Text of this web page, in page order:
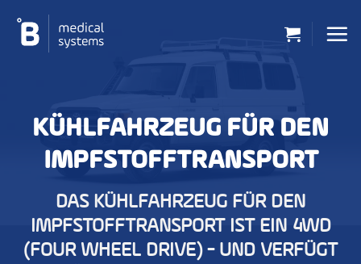
Inhalt
springen
KÜHLFAHRZEUG FÜR DEN
IMPFSTOFFTRANSPORT
DAS KÜHLFAHRZEUG FÜR DEN
IMPFSTOFFTRANSPORT IST EIN 4WD
(FOUR WHEEL DRIVE) - UND VERFÜGT